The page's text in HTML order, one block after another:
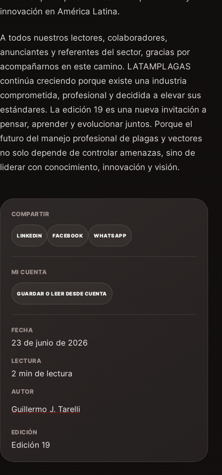
innovación en América Latina.
A todos nuestros lectores, colaboradores,
anunciantes y referentes del sector, gracias por
acompañarnos en este camino. LATAMPLAGAS
continúa creciendo porque existe una industria
comprometida, profesional y decidida a elevar sus
estándares. La edición 19 es una nueva invitación a
pensar, aprender y evolucionar juntos. Porque el
futuro del manejo profesional de plagas y vectores
no solo depende de controlar amenazas, sino de
liderar con conocimiento, innovación y visión.
COMPARTIR
LINKEDIN FACEBOOK WHATSAPP
MI CUENTA
GUARDAR O LEER DESDE CUENTA
FECHA
23 de junio de 2026
LECTURA
2 min de lectura
AUTOR
Guillermo J. Tarelli
EDICIÓN
Edición 19